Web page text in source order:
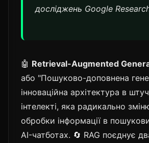
досліджень Google
🤖 Retrieval-Augmented
або "Пошуково-доповнена
інноваційна архітектура в
інтелекті, яка радикально
обробки інформації в
AI-чатботах. 🔄 RAG поєднує